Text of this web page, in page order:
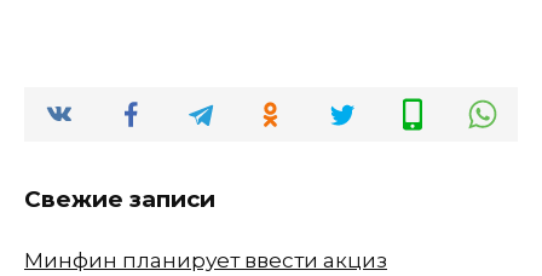
Свежие записи
Минфин планирует ввести акциз